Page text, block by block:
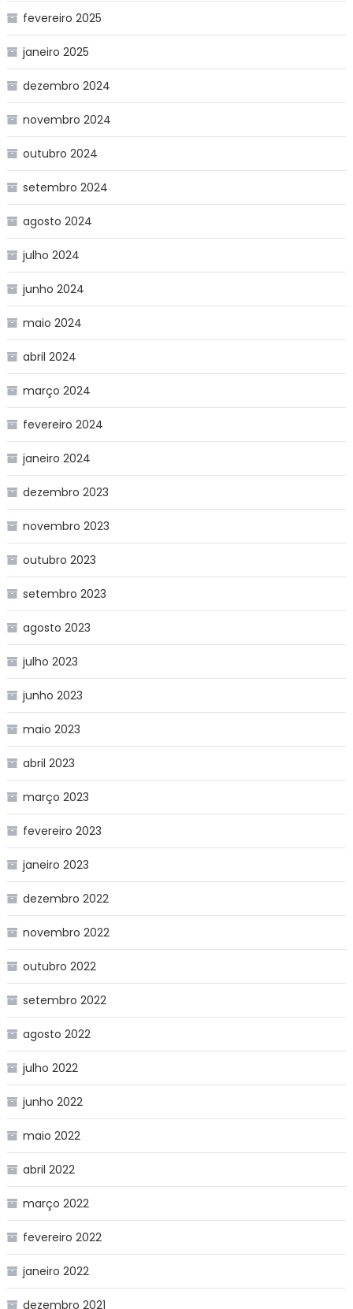
fevereiro 2025
janeiro 2025
dezembro 2024
novembro 2024
outubro 2024
setembro 2024
agosto 2024
julho 2024
junho 2024
maio 2024
abril 2024
março 2024
fevereiro 2024
janeiro 2024
dezembro 2023
novembro 2023
outubro 2023
setembro 2023
agosto 2023
julho 2023
junho 2023
maio 2023
abril 2023
março 2023
fevereiro 2023
janeiro 2023
dezembro 2022
novembro 2022
outubro 2022
setembro 2022
agosto 2022
julho 2022
junho 2022
maio 2022
abril 2022
março 2022
fevereiro 2022
janeiro 2022
dezembro 2021